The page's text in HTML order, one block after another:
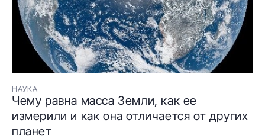
НАУКА
Чему равна масса Земли, как ее
измерили и как она отличается от других
планет